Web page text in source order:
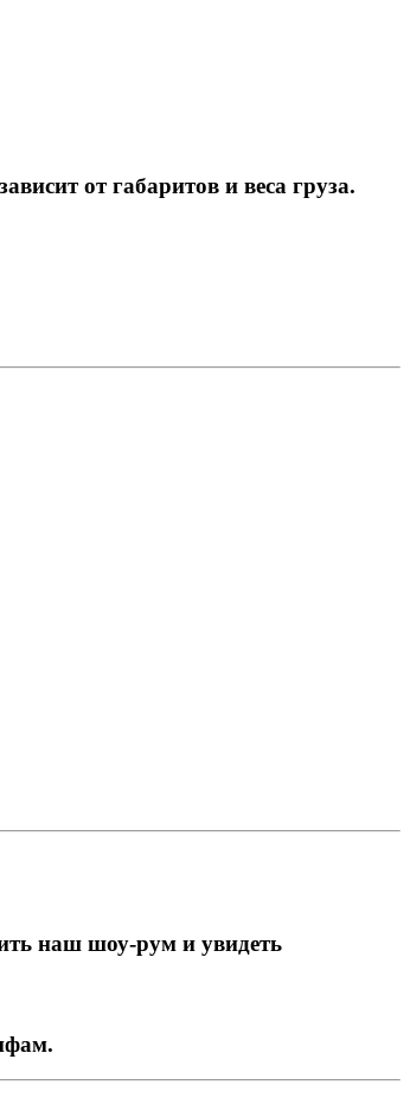
от габаритов и веса груза.
наш шоу-рум и увидеть